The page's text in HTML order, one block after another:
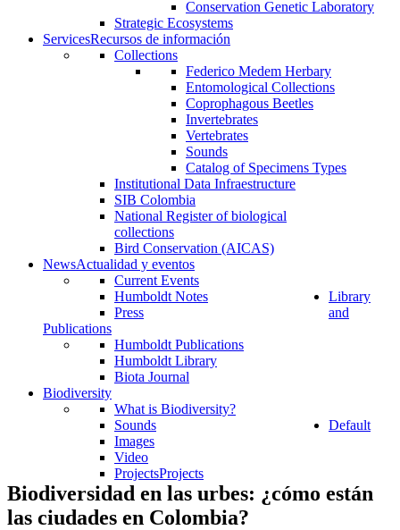
Conservation Genetic Laboratory
Strategic Ecosystems
ServicesRecursos de información
Collections
Federico Medem Herbary
Entomological Collections
Coprophagous Beetles
Invertebrates
Vertebrates
Sounds
Catalog of Specimens Types
Institutional Data Infraestructure
SIB Colombia
National Register of biological
collections
Bird Conservation (AICAS)
NewsActualidad y eventos
Current Events
Humboldt Notes
Press
Library
and
Publications
Humboldt Publications
Humboldt Library
Biota Journal
Biodiversity
What is Biodiversity?
Sounds
Images
Video
ProjectsProjects
Default
Biodiversidad en las urbes: ¿cómo están
las ciudades en Colombia?